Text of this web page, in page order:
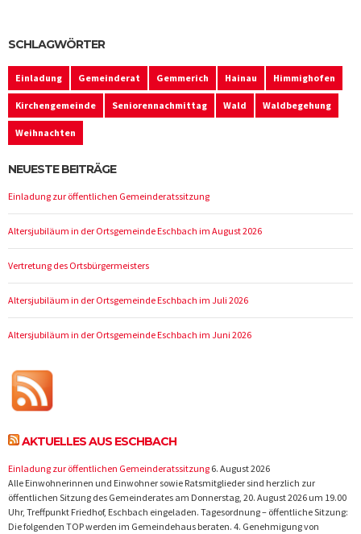
SCHLAGWÖRTER
Einladung Gemeinderat Gemmerich Hainau Himmighofen
Kirchengemeinde Seniorennachmittag Wald Waldbegehung
Weihnachten
NEUESTE BEITRÄGE
Einladung zur öffentlichen Gemeinderatssitzung
Altersjubiläum in der Ortsgemeinde Eschbach im August 2026
Vertretung des Ortsbürgermeisters
Altersjubiläum in der Ortsgemeinde Eschbach im Juli 2026
Altersjubiläum in der Ortsgemeinde Eschbach im Juni 2026
AKTUELLES AUS ESCHBACH
Einladung zur öffentlichen Gemeinderatssitzung 6. August 2026
Alle Einwohnerinnen und Einwohner sowie Ratsmitglieder sind herzlich zur
öffentlichen Sitzung des Gemeinderates am Donnerstag, 20. August 2026 um 19.00
Uhr, Treffpunkt Friedhof, Eschbach eingeladen. Tagesordnung – öffentliche Sitzung:
Die folgenden TOP werden im Gemeindehaus beraten. 4. Genehmigung von